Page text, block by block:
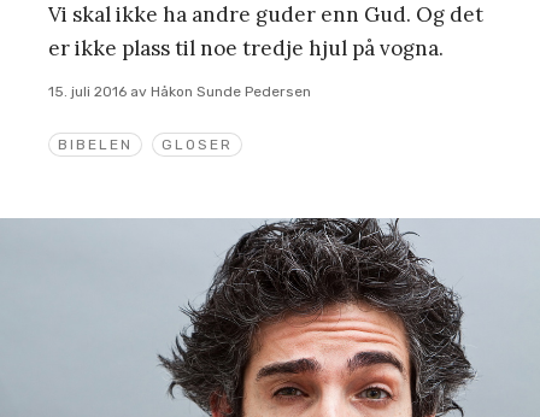
BIBELEN GLOSER
Vi skal ikke ha andre guder enn Gud. Og det
er ikke plass til noe tredje hjul på vogna.
15. juli 2016 av Håkon Sunde Pedersen